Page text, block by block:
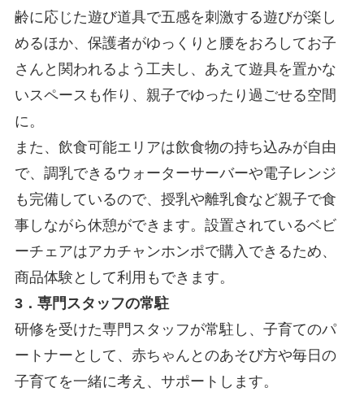
齢に応じた遊び道具で五感を刺激する遊びが楽し
めるほか、保護者がゆっくりと腰をおろしてお子
さんと関われるよう工夫し、あえて遊具を置かな
いスペースも作り、親子でゆったり過ごせる空間
に。
また、飲食可能エリアは飲食物の持ち込みが自由
で、調乳できるウォーターサーバーや電子レンジ
も完備しているので、授乳や離乳食など親子で食
事しながら休憩ができます。設置されているベビ
ーチェアはアカチャンホンポで購入できるため、
商品体験として利用もできます。
3．専門スタッフの常駐
研修を受けた専門スタッフが常駐し、子育てのパ
ートナーとして、赤ちゃんとのあそび方や毎日の
子育てを一緒に考え、サポートします。